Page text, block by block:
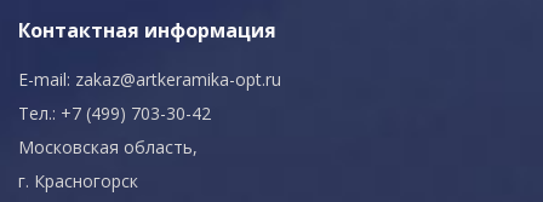
Контактная информация
E-mail: zakaz@artkeramika-opt.ru
Тел.: +7 (499) 703-30-42
Московская область,
г. Красногорск